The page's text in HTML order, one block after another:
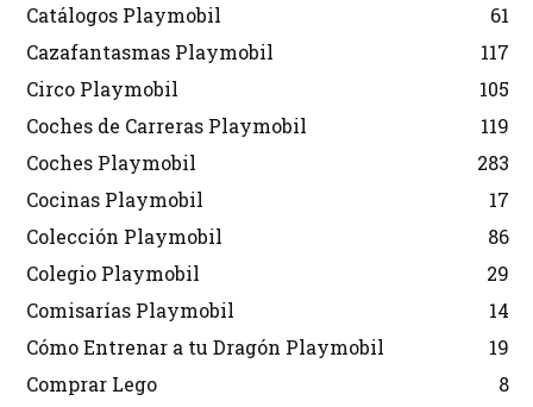
Catálogos Playmobil
61
Cazafantasmas Playmobil
117
Circo Playmobil
105
Coches de Carreras Playmobil
119
Coches Playmobil
283
Cocinas Playmobil
17
Colección Playmobil
86
Colegio Playmobil
29
Comisarías Playmobil
14
Cómo Entrenar a tu Dragón Playmobil
19
Comprar Lego
8